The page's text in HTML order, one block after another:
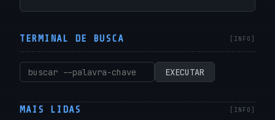
TERMINAL DE BUSCA
Pesquisar
por:
EXECUTAR
MAIS LIDAS